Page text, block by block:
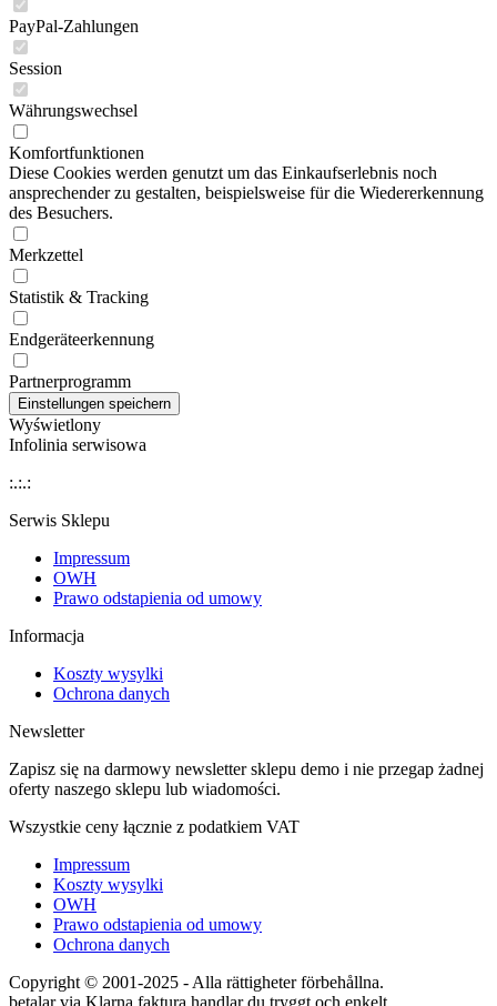
PayPal-Zahlungen
Session
Währungswechsel
Komfortfunktionen
Diese Cookies werden genutzt um das Einkaufserlebnis noch
ansprechender zu gestalten, beispielsweise für die Wiedererkennung
des Besuchers.
Merkzettel
Statistik & Tracking
Endgeräteerkennung
Partnerprogramm
Wyświetlony
Infolinia serwisowa
:.:.:
Serwis Sklepu
Impressum
OWH
Prawo odstapienia od umowy
Informacja
Koszty wysylki
Ochrona danych
Newsletter
Zapisz się na darmowy newsletter sklepu demo i nie przegap żadnej
oferty naszego sklepu lub wiadomości.
Wszystkie ceny łącznie z podatkiem VAT
Impressum
Koszty wysylki
OWH
Prawo odstapienia od umowy
Ochrona danych
Copyright © 2001-2025 - Alla rättigheter förbehållna.
betalar via Klarna faktura handlar du tryggt och enkelt.